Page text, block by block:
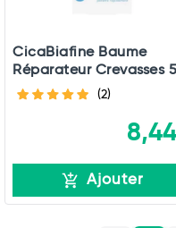
CicaBiafine Baume
Réparateur Crevasses
(2)
Ajouter